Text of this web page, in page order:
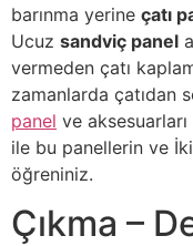
barınma yerine çatı
Ucuz sandviç panel
vermeden çatı
zamanlarda çatıdan
panel ve
ile bu panellerin ve
öğreniniz.
Çıkma –